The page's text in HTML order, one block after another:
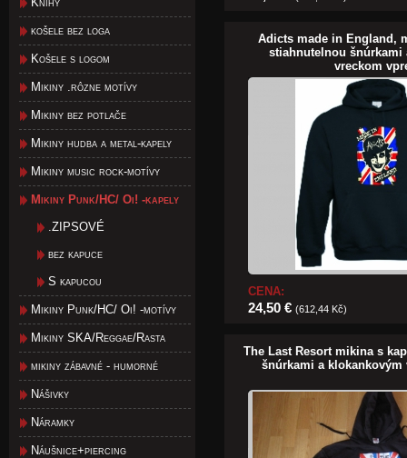
košele bez loga
Košele s logom
Mikiny .rôzne motívy
Mikiny bez potlače
Mikiny hudba a metal-kapely
Mikiny music rock-motívy
Mikiny Punk/HC/ Oi! -kapely
.ZIPSOVÉ
bez kapuce
S kapucou
Mikiny Punk/HC/ Oi! -motívy
Mikiny SKA/Reggae/Rasta
mikiny zábavné - humorné
Nášivky
Náramky
Náušnice+piercing
Adicts made in England,
stiahnutelnou šnúrkami
vreckom
CENA:
24,50 € (612,44 Kč)
The Last Resort mikina s
šnúrkami a klokankovým